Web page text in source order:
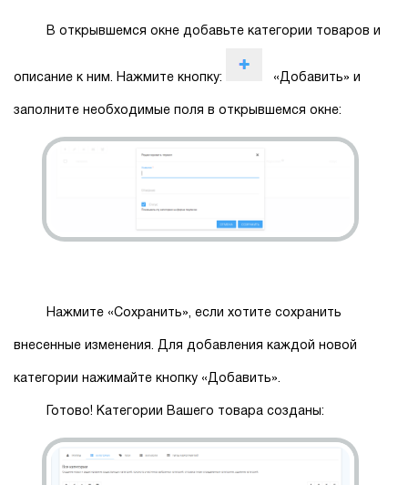
В открывшемся окне добавьте категории товаров и
описание к ним. Нажмите кнопку: «Добавить» и
заполните необходимые поля в открывшемся окне:
Нажмите «Сохранить», если хотите сохранить
внесенные изменения. Для добавления каждой новой
категории нажимайте кнопку «Добавить».
Готово! Категории Вашего товара созданы: